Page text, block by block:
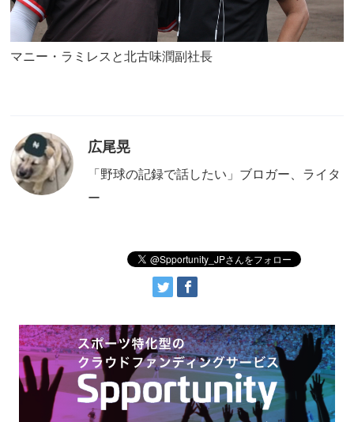
マニー・ラミレスと北古味潤副社長
広尾晃
「野球の記録で話したい」ブロガー、ライタ
ー